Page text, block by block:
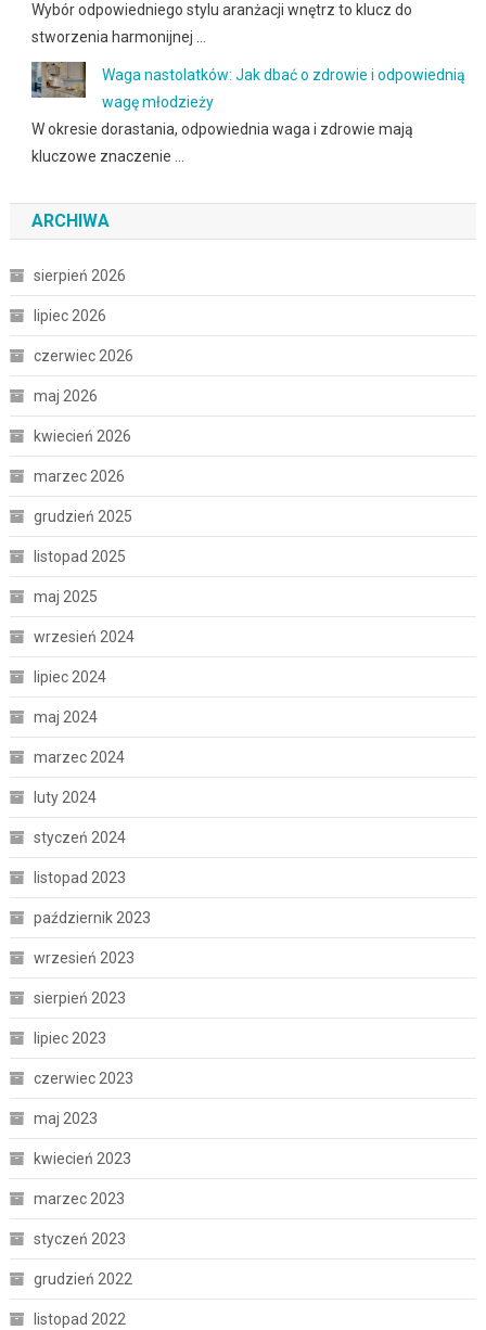
Wybór odpowiedniego stylu aranżacji wnętrz to klucz do
stworzenia harmonijnej …
Waga nastolatków: Jak dbać o zdrowie i odpowiednią
wagę młodzieży
W okresie dorastania, odpowiednia waga i zdrowie mają
kluczowe znaczenie …
ARCHIWA
sierpień 2026
lipiec 2026
czerwiec 2026
maj 2026
kwiecień 2026
marzec 2026
grudzień 2025
listopad 2025
maj 2025
wrzesień 2024
lipiec 2024
maj 2024
marzec 2024
luty 2024
styczeń 2024
listopad 2023
październik 2023
wrzesień 2023
sierpień 2023
lipiec 2023
czerwiec 2023
maj 2023
kwiecień 2023
marzec 2023
styczeń 2023
grudzień 2022
listopad 2022